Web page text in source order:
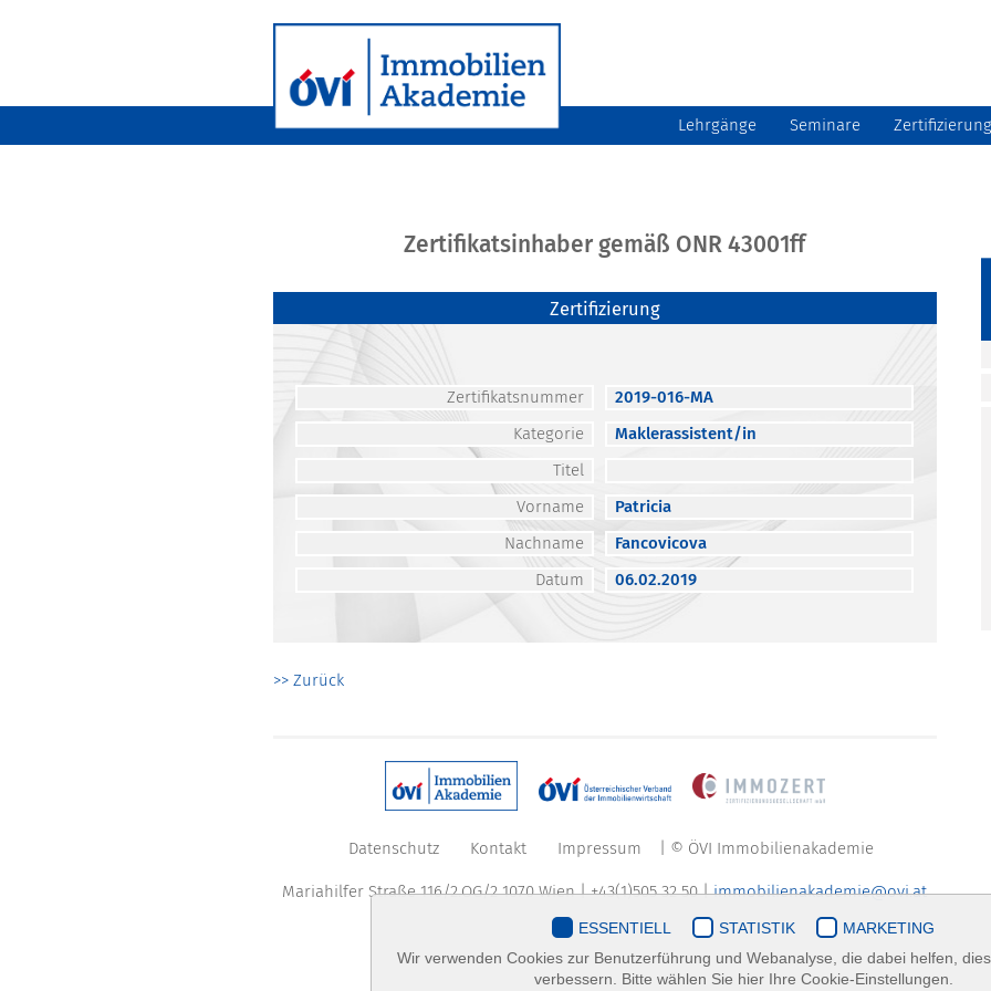
Lehrgänge Seminare Zertifizierung
Zertifikatsinhaber gemäß ONR 43001ff
Zertifizierung
Zertifikatsnummer
2019-016-MA
Kategorie
Maklerassistent/in
Titel
Vorname
Patricia
Nachname
Fancovicova
Datum
06.02.2019
>> Zurück
Datenschutz Kontakt Impressum | © ÖVI Immobilienakademie
Mariahilfer Straße 116/2.OG/2 1070 Wien | +43(1)505 32 50 |immobilienakademie@ovi.at
ESSENTIELL STATISTIK
MARKETING
Wir verwenden Cookies zur Benutzerführung und Webanalyse, die dabei helfen,
verbessern. Bitte wählen Sie hier Ihre Cookie-Einstellungen.